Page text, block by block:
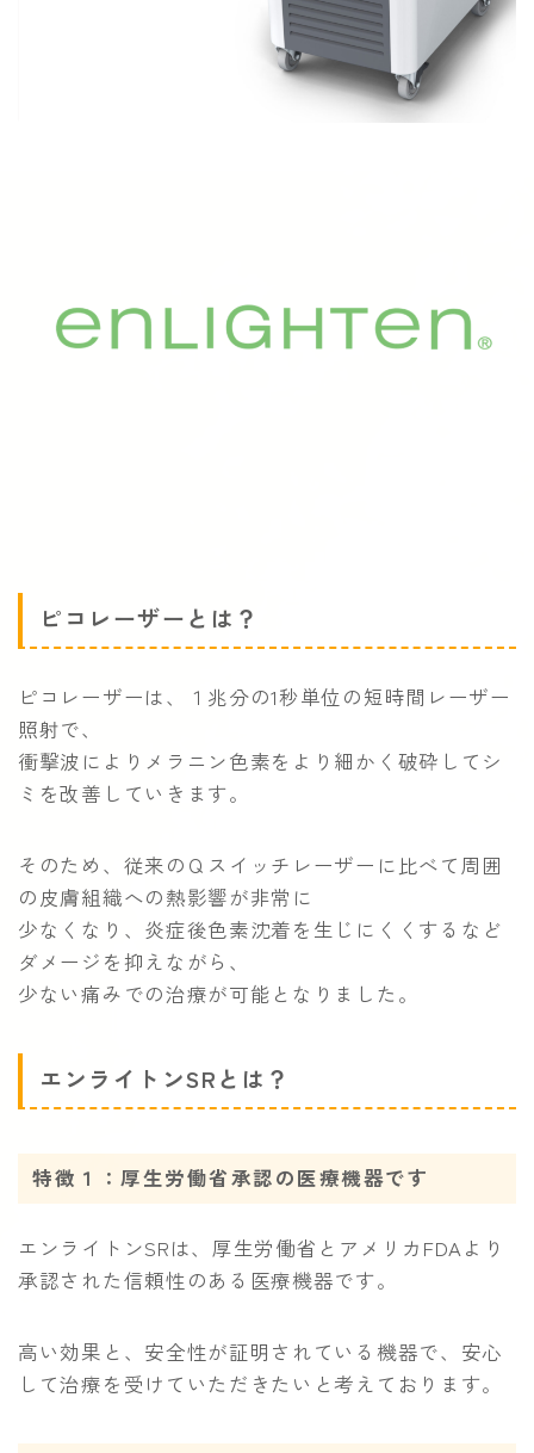
ピコレーザーとは？
ピコレーザーは、１兆分の1秒単位の短時間レーザー
照射で、
衝撃波によりメラニン色素をより細かく破砕してシ
ミを改善していきます。
そのため、従来のＱスイッチレーザーに比べて周囲
の皮膚組織への熱影響が非常に
少なくなり、炎症後色素沈着を生じにくくするなど
ダメージを抑えながら、
少ない痛みでの治療が可能となりました。
エンライトンSRとは？
特徴１：厚生労働省承認の医療機器です
エンライトンSRは、厚生労働省とアメリカFDAより
承認された信頼性のある医療機器です。
高い効果と、安全性が証明されている機器で、安心
して治療を受けていただきたいと考えております。